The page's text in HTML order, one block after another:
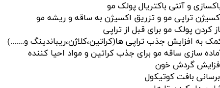
و آنتی باکتریال پولک مو
تراپی مو و تزریق اکسیژن به ساقه و ریشه مو
کردن پولک مو برای قبل از تراپی
به افزایش جذب تراپی ها(کراتین،کلاژن،ریباندینگ و.......)
سازی ساقه مو برای جذب کراتین و مواد احیا کننده
گردش خون
بافت کوتیکول